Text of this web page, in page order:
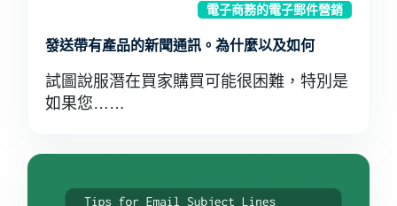
電子商務的電子郵件營銷
發送帶有產品的新聞通訊。為什麼以及如何
試圖說服潛在買家購買可能很困難，特別是
如果您……